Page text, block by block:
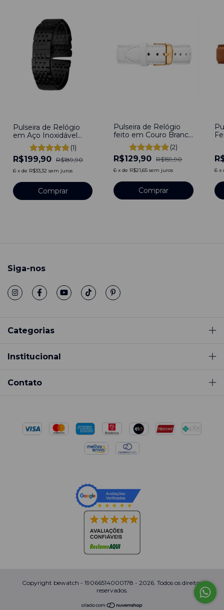
Pulseira de Relógio
em Aço Inoxidável
Preto 20mm Com
engate rápido
(1)
R$199,90 R$189,90
6 x de R$33,32 sem juros
Pulseira de Relógio
feito em Couro Branco
20mm
(2)
R$129,90 R$159,90
6 xde R$21,65 sem juros
Comprar
6 x
Siga-nos
Categorias
Institucional
Contato
Copyright bewatch - 19066514000178 - 2026. Todos os direitos
reservados.